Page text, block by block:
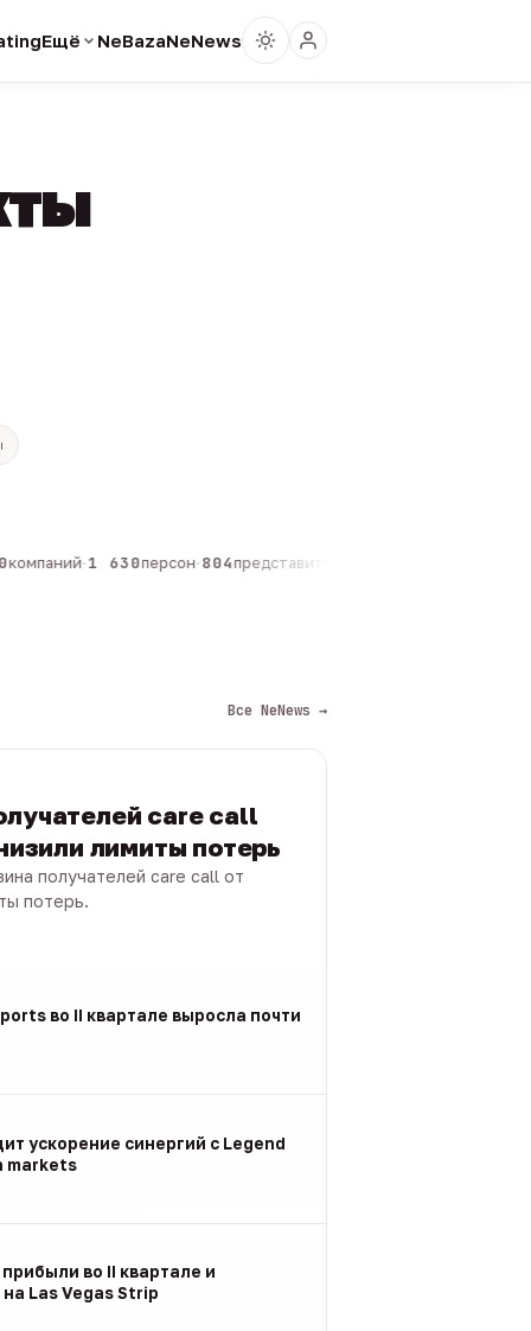
Ещё NeBazaNeNews
·1 630персон·804представителей
Все NeNews →
care call
лимиты потерь
получателей care call от
потерь.
во II квартале выросла почти
ускорение синергий с Legend
markets
во II квартале и
Las Vegas Strip